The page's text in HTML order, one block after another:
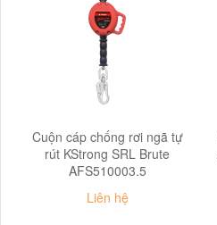
Cuộn cáp chống rơi ngã tự
rút KStrong SRL Brute
AFS510003.5
Liên hệ